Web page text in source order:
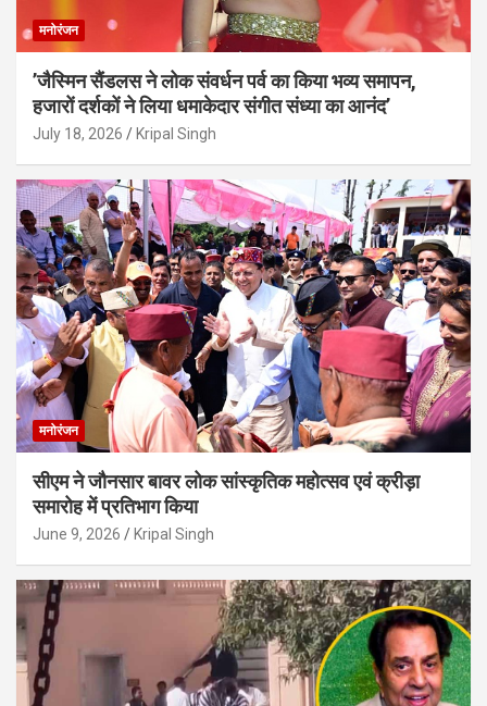
मनोरंजन
’जैस्मिन सैंडलस ने लोक संवर्धन पर्व का किया भव्य समापन,
हजारों दर्शकों ने लिया धमाकेदार संगीत संध्या का आनंद’
July 18, 2026 Kripal Singh
मनोरंजन
सीएम ने जौनसार बावर लोक सांस्कृतिक महोत्सव एवं क्रीड़ा
समारोह में प्रतिभाग किया
June 9, 2026 Kripal Singh